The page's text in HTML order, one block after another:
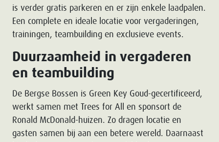
is verder gratis parkeren en er zijn enkele laadpalen.
Een complete en ideale locatie voor vergaderingen,
trainingen, teambuilding en exclusieve events.
Duurzaamheid in vergaderen
en teambuilding
De Bergse Bossen is Green Key Goud-gecertificeerd,
werkt samen met Trees for All en sponsort de
Ronald McDonald-huizen. Zo dragen locatie en
gasten samen bij aan een betere wereld. Daarnaast